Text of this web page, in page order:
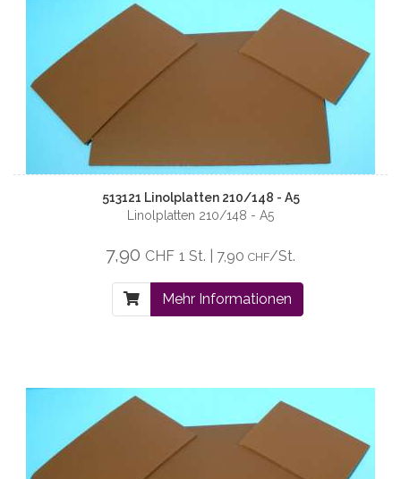
513121 Linolplatten 210/148 - A5
Linolplatten 210/148 - A5
7,90 CHF 1 St. | 7,90 CHF/St.
Mehr Informationen